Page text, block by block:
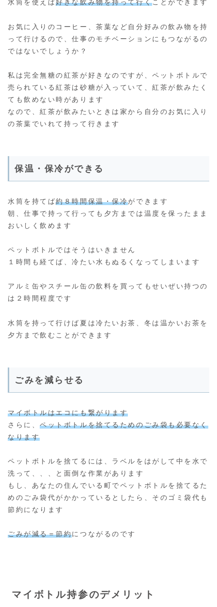
水筒を使えば好きな飲み物を持って行くことができます
お気に入りのコーヒー、茶葉など自分好みの飲み物を持
って行けるので、仕事のモチベーションにもつながるの
ではないでしょうか？
私は完全無糖の紅茶が好きなのですが、ペットボトルで
売られている紅茶は砂糖が入っていて、紅茶が飲みたく
ても飲めない時があります
なので、紅茶が飲みたいときは家から自分のお気に入り
の茶葉でいれて持って行きます
保温・保冷ができる
水筒を持てば約８時間保温・保冷ができます
朝、仕事で持って行っても夕方までは温度を保ったまま
おいしく飲めます
ペットボトルではそうはいきません
１時間も経てば、冷たい水もぬるくなってしまいます
アルミ缶やスチール缶の飲料を買ってもせいぜい持つの
は２時間程度です
水筒を持って行けば夏は冷たいお茶、冬は温かいお茶を
夕方まで飲むことができます
ごみを減らせる
マイボトルはエコにも繋がります
さらに、ペットボトルを捨てるためのごみ袋も必要なく
なります
ペットボトルを捨てるには、ラベルをはがして中を水で
洗って、、、と面倒な作業があります
もし、あなたの住んでいる町でペットボトルを捨てるた
めのごみ袋代がかかっているとしたら、そのゴミ袋代も
節約になります
ごみが減る＝節約につながるのです
マイボトル持参のデメリット